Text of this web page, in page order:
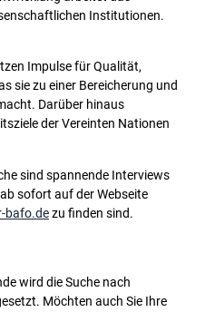
Institutionen.
Impulse für Qualität,
sie zu einer Bereicherung und
Darüber hinaus
der Vereinten Nationen
sind spannende Interviews
sofort auf der Webseite
bafo.dezu finden sind.
wird die Suche nach
Möchten auch Sie Ihre